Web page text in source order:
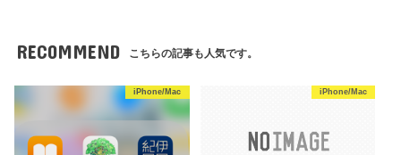
RECOMMEND こちらの記事も人気です。
iPhone/Mac iPhone/Mac